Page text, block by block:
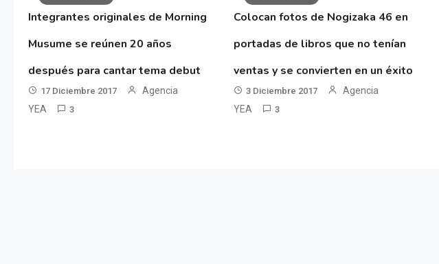
Integrantes originales de Morning
Musume se reúnen 20 años
después para cantar tema debut
17 Diciembre 2017
Agencia
YEA
3
Colocan fotos de Nogizaka 46 en
portadas de libros que no tenían
ventas y se convierten en un éxito
3 Diciembre 2017
Agencia
YEA
3